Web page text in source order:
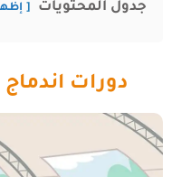
جدول المحتويات
دورات اندماج